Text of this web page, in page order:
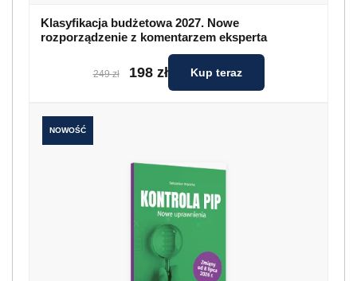
Klasyfikacja budżetowa 2027. Nowe
rozporządzenie z komentarzem eksperta
249 zł 198 zł Kup teraz
NOWOŚĆ